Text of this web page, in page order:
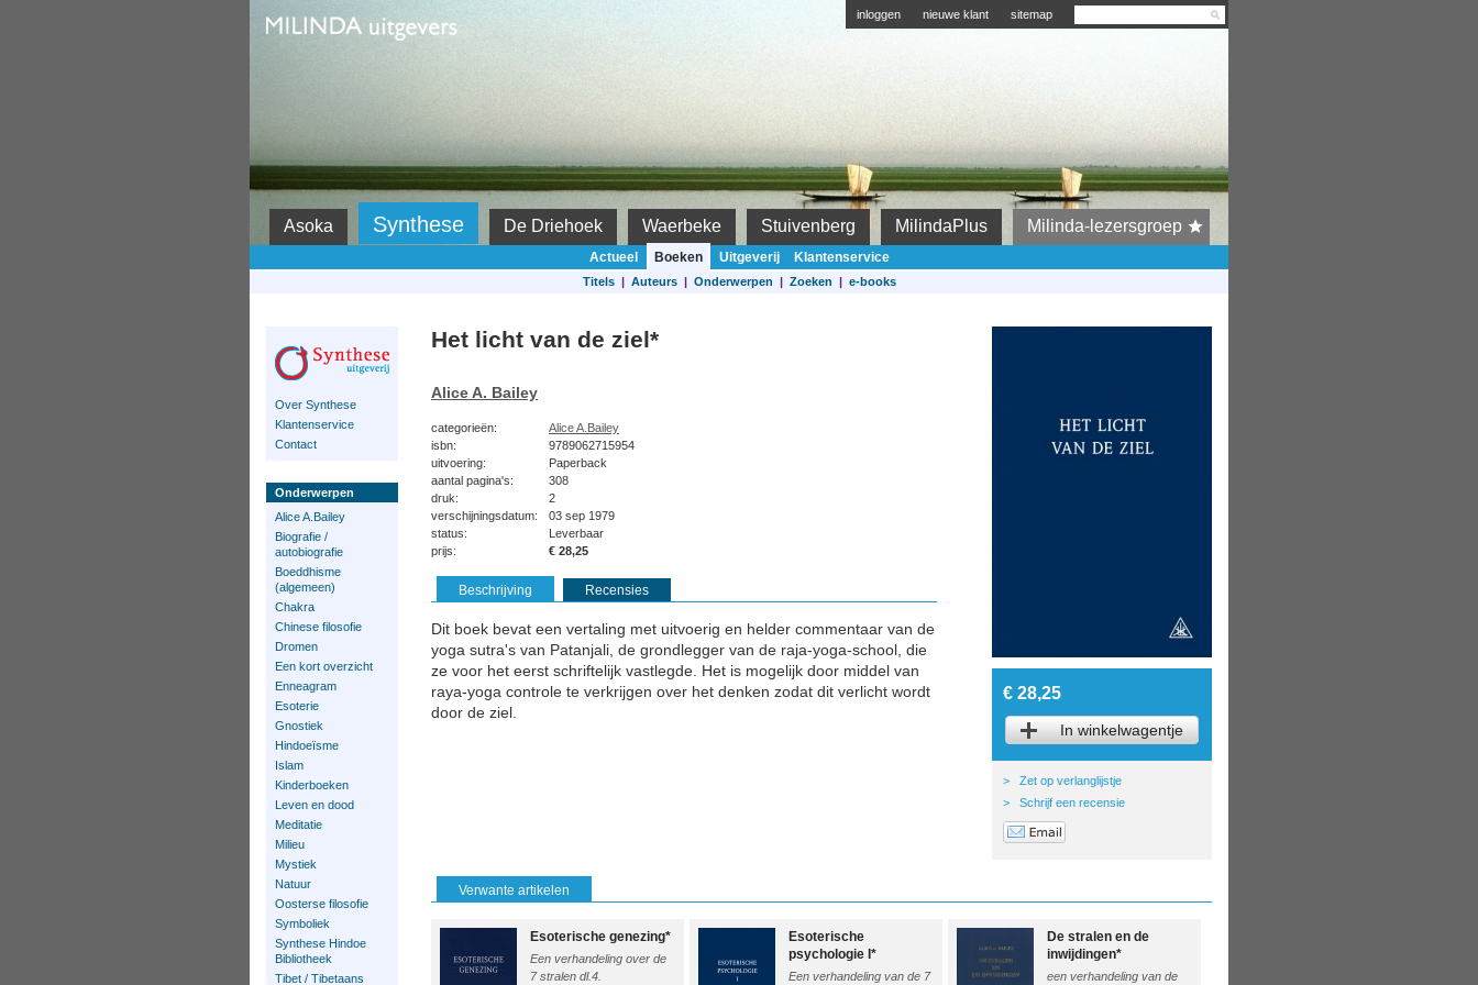
inloggen nieuwe klant sitemap
Asoka Synthese De Driehoek Waerbeke Stuivenberg MilindaPlus Milinda-lezersgroep
Actueel Boeken Uitgeverij Klantenservice
Titels| Auteurs| Onderwerpen | Zoeken | e-books
Over Synthese
Klantenservice
Contact
Onderwerpen
Alice A.Bailey
Biografie /
autobiografie
Boeddhisme
(algemeen)
Chakra
Chinese filosofie
Dromen
Een kort overzicht
Enneagram
Esoterie
Gnostiek
Hindoeïsme
Islam
Kinderboeken
Leven en dood
Meditatie
Milieu
Mystiek
Natuur
Oosterse filosofie
Symboliek
Synthese Hindoe
Bibliotheek
Tibet / Tibetaans
Het licht van de ziel*
Alice A. Bailey
categorieën:
Alice A.Bailey
isbn:
9789062715954
uitvoering:
Paperback
aantal pagina's:
308
druk:
2
verschijningsdatum:
03 sep 1979
status:
Leverbaar
prijs:
€ 28,25
Beschrijving Recensies
Dit boek bevat een vertaling met uitvoerig en helder commentaar van de
yoga sutra's van Patanjali, de grondlegger van de raja-yoga-school, die
ze voor het eerst schriftelijk vastlegde. Het is mogelijk door middel van
raya-yoga controle te verkrijgen over het denken zodat dit verlicht wordt
door de ziel.
€ 28,25
In winkelwagentje
>
Zet op verlanglijstje
>
Schrijf een recensie
Verwante artikelen
Esoterische genezing*
Een verhandeling over de
7 stralen dl.4.
Esoterische
psychologie I*
Een verhandeling van de 7
De stralen en de
inwijdingen*
een verhandeling van de